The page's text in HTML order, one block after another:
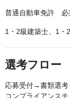
普通自動車免許 必
1・2級建築士、1
選考フロー
応募受付→書類選
コンプライアンス